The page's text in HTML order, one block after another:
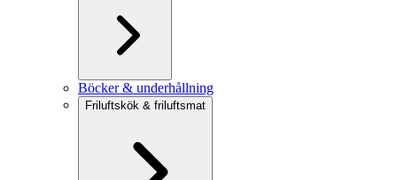
Böcker & underhållning
Friluftskök & friluftsmat